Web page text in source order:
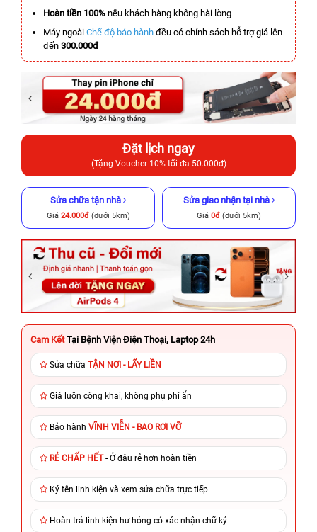
Hoàn tiền 100% nếu khách hàng không hài lòng
Máy ngoài Chế độ bảo hành đều có chính sách hỗ trợ giá lên
đến 300.000đ
Đặt lịch ngay
(Tặng Voucher 10% tối đa 50.000đ)
Sửa chữa tận nhà
Giá 24.000đ(dưới 5km)
Sửa giao nhận tại nhà
Giá 0đ (dưới 5km)
Cam Kết Tại Bệnh Viện Điện Thoại, Laptop 24h
Sửa chữa TẬN NƠI - LẤY LIỀN
Giá luôn công khai, không phụ phí ẩn
Bảo hành VĨNH VIỄN - BAO RƠI VỠ
RẺ CHẤP HẾT- Ở đâu rẻ hơn hoàn tiền
Ký tên linh kiện và xem sửa chữa trực tiếp
Hoàn trả linh kiện hư hỏng có xác nhận chữ ký